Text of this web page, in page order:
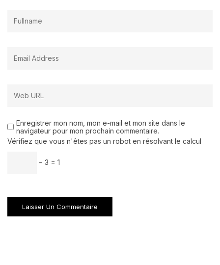
Enregistrer mon nom, mon e-mail et mon site dans le
navigateur pour mon prochain commentaire.
Vérifiez que vous n'êtes pas un robot en résolvant le calcul
− 3 = 1